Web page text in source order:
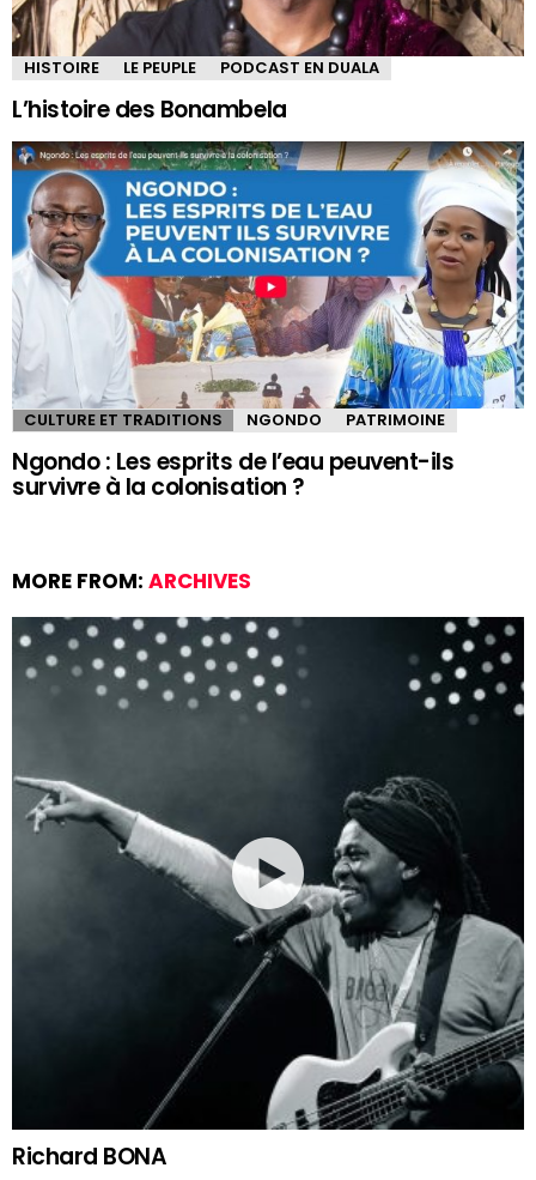
HISTOIRE LE PEUPLE PODCAST EN DUALA
L’histoire des Bonambela
CULTURE ET TRADITIONS NGONDO PATRIMOINE
Ngondo : Les esprits de l’eau peuvent-ils
survivre à la colonisation ?
MORE FROM: ARCHIVES
Richard BONA